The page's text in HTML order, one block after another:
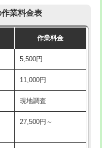
11,000円+材料費
16,500円+材料費
13,200円+材料費
16,500円+材料費
22,000円+材料費
業料金表
作業料金
5,500円
11,000円
現地調査
27,500円～